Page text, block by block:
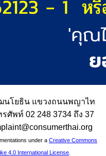
นโยธิน แขวงถนนพญาไท
รศัพท์ 02 248 3734 ถึง 37
under a Creative Commons
4.0 International License